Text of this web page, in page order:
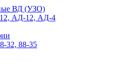
ВД (УЗО)
АД-12, АД-4
32, 88-35